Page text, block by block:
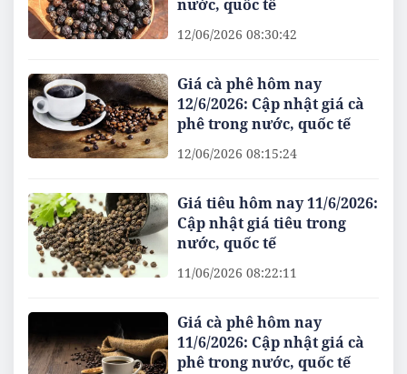
nước, quốc tế
12/06/2026 08:30:42
Giá cà phê hôm nay
12/6/2026: Cập nhật giá cà
phê trong nước, quốc tế
12/06/2026 08:15:24
Giá tiêu hôm nay 11/6/2026:
Cập nhật giá tiêu trong
nước, quốc tế
11/06/2026 08:22:11
Giá cà phê hôm nay
11/6/2026: Cập nhật giá cà
phê trong nước, quốc tế